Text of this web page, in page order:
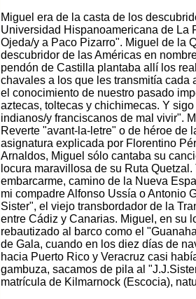
Miguel era de la casta de los
Universidad Hispanoamericana de La
Ojeda/y a Paco Pizarro". Miguel de la
descubridor de las Américas en
pendón de Castilla plantaba allí los
chavales a los que les transmitía
el conocimiento de nuestro pasado
aztecas, toltecas y chichimecas. Y
indianos/y franciscanos de mal vivir".
Reverte "avant-la-letre" o de héroe de
asignatura explicada por Florentino
Arnaldos, Miguel sólo cantaba su
locura maravillosa de su Ruta
embarcarme, camino de la Nueva
mi compadre Alfonso Ussía o Antonio
Sister", el viejo transbordador de la
entre Cádiz y Canarias. Miguel, en su
rebautizado al barco como el
de Gala, cuando en los diez días de
hacia Puerto Rico y Veracruz casi
gambuza, sacamos de pila al
matrícula de Kilmarnock (Escocia),